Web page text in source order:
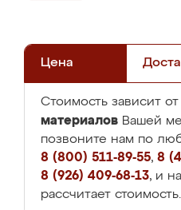
Цена
Стоимость зависит от
материалов Вашей
позвоните нам по
8 (800) 511-89-55, 8
8 (926) 409-68-13, и
рассчитает стоимость.